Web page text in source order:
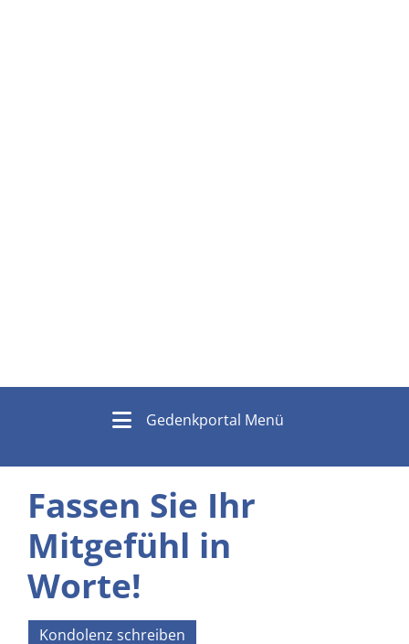
Gedenkportal Menü
Fassen Sie Ihr
Mitgefühl in
Worte!
Kondolenz schreiben